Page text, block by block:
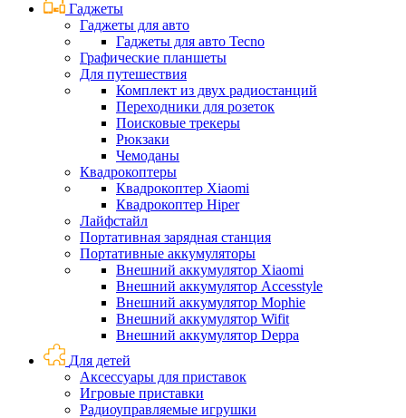
Гаджеты
Гаджеты для авто
Гаджеты для авто Tecno
Графические планшеты
Для путешествия
Комплект из двух радиостанций
Переходники для розеток
Поисковые трекеры
Рюкзаки
Чемоданы
Квадрокоптеры
Квадрокоптер Xiaomi
Квадрокоптер Hiper
Лайфстайл
Портативная зарядная станция
Портативные аккумуляторы
Внешний аккумулятор Xiaomi
Внешний аккумулятор Accesstyle
Внешний аккумулятор Mophie
Внешний аккумулятор Wifit
Внешний аккумулятор Deppa
Для детей
Аксессуары для приставок
Игровые приставки
Радиоуправляемые игрушки